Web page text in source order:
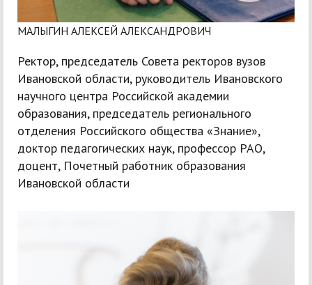
МАЛЫГИН АЛЕКСЕЙ АЛЕКСАНДРОВИЧ
Ректор, председатель Совета ректоров вузов
Ивановской области, руководитель Ивановского
научного центра Российской академии
образования, председатель регионального
отделения Российского общества «Знание»,
доктор педагогических наук, профессор РАО,
доцент, Почетный работник образования
Ивановской области